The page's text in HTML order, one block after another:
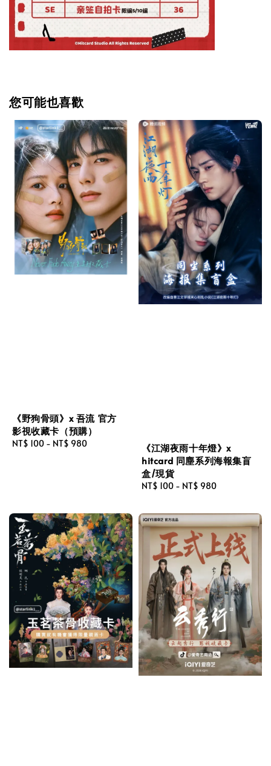
您可能也喜歡
《野狗骨頭》x 吾流 官方
影視收藏卡（預購）
Regular
NT$ 100 - NT$ 980
《江湖夜雨十年燈》x
hitcard 同塵系列海報集盲
盒/現貨
Regular
NT$ 100 - NT$ 980